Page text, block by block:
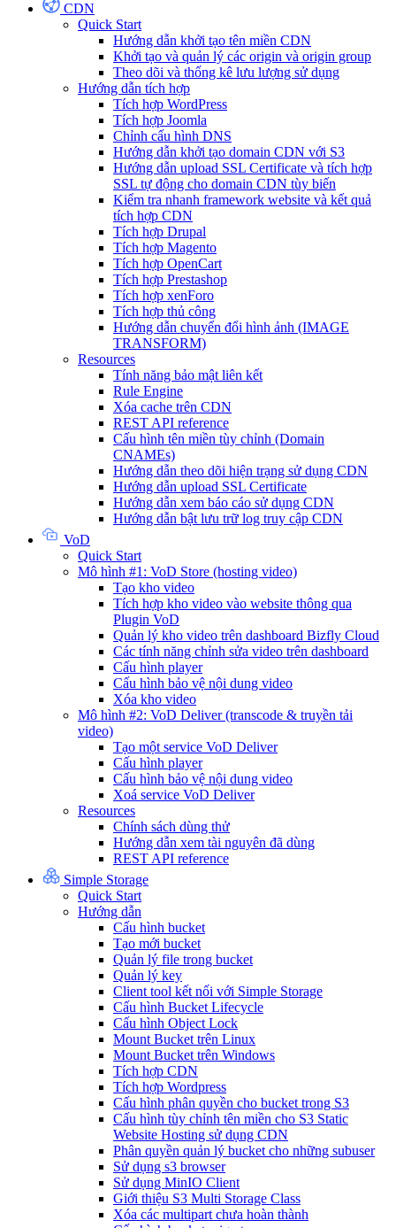
CDN
Quick Start
Hướng dẫn khởi tạo tên miền CDN
Khởi tạo và quản lý các origin và origin group
Theo dõi và thống kê lưu lượng sử dụng
Hướng dẫn tích hợp
Tích hợp WordPress
Tích hợp Joomla
Chỉnh cấu hình DNS
Hướng dẫn khởi tạo domain CDN với S3
Hướng dẫn upload SSL Certificate và tích hợp
SSL tự động cho domain CDN tùy biến
Kiểm tra nhanh framework website và kết quả
tích hợp CDN
Tích hợp Drupal
Tích hợp Magento
Tích hợp OpenCart
Tích hợp Prestashop
Tích hợp xenForo
Tích hợp thủ công
Hướng dẫn chuyển đổi hình ảnh (IMAGE
TRANSFORM)
Resources
Tính năng bảo mật liên kết
Rule Engine
Xóa cache trên CDN
REST API reference
Cấu hình tên miền tùy chỉnh (Domain
CNAMEs)
Hướng dẫn theo dõi hiện trạng sử dụng CDN
Hướng dẫn upload SSL Certificate
Hướng dẫn xem báo cáo sử dụng CDN
Hướng dẫn bật lưu trữ log truy cập CDN
VoD
Quick Start
Mô hình #1: VoD Store (hosting video)
Tạo kho video
Tích hợp kho video vào website thông qua
Plugin VoD
Quản lý kho video trên dashboard Bizfly Cloud
Các tính năng chỉnh sửa video trên dashboard
Cấu hình player
Cấu hình bảo vệ nội dung video
Xóa kho video
Mô hình #2: VoD Deliver (transcode & truyền tải
video)
Tạo một service VoD Deliver
Cấu hình player
Cấu hình bảo vệ nội dung video
Xoá service VoD Deliver
Resources
Chính sách dùng thử
Hướng dẫn xem tài nguyên đã dùng
REST API reference
Simple Storage
Quick Start
Hướng dẫn
Cấu hình bucket
Tạo mới bucket
Quản lý file trong bucket
Quản lý key
Client tool kết nối với Simple Storage
Cấu hình Bucket Lifecycle
Cấu hình Object Lock
Mount Bucket trên Linux
Mount Bucket trên Windows
Tích hợp CDN
Tích hợp Wordpress
Cấu hình phân quyền cho bucket trong S3
Cấu hình tùy chỉnh tên miền cho S3 Static
Website Hosting sử dụng CDN
Phân quyền quản lý bucket cho những subuser
Sử dụng s3 browser
Sử dụng MinIO Client
Giới thiệu S3 Multi Storage Class
Xóa các multipart chưa hoàn thành